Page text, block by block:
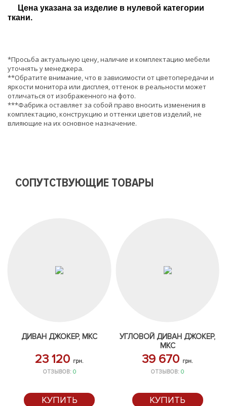
Цена указана за изделие в нулевой категории
ткани.
*Просьба актуальную цену, наличие и комплектацию мебели
уточнять у менеджера.
**Обратите внимание, что в зависимости от цветопередачи и
яркости монитора или дисплея, оттенок в реальности может
отличаться от изображенного на фото.
***Фабрика оставляет за собой право вносить изменения в
комплектацию, конструкцию и оттенки цветов изделий, не
влияющие на их основное назначение.
СОПУТСТВУЮЩИЕ ТОВАРЫ
ДИВАН ДЖОКЕР, МКС
23 120 грн.
ОТЗЫВОВ: 0
КУПИТЬ
УГЛОВОЙ ДИВАН ДЖОКЕР,
МКС
39 670 грн.
ОТЗЫВОВ:0
КУПИТЬ